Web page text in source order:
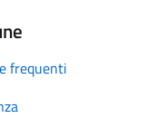
frequenti